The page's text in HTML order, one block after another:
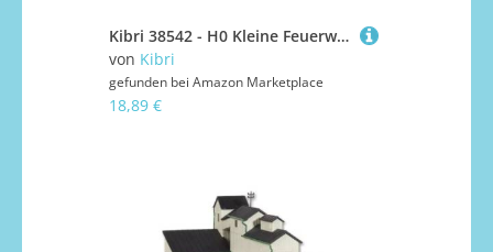
Kibri 38542 - H0 Kleine Feuerwehrgarage
von Kibri
gefunden bei Amazon Marketplace
18,89 €